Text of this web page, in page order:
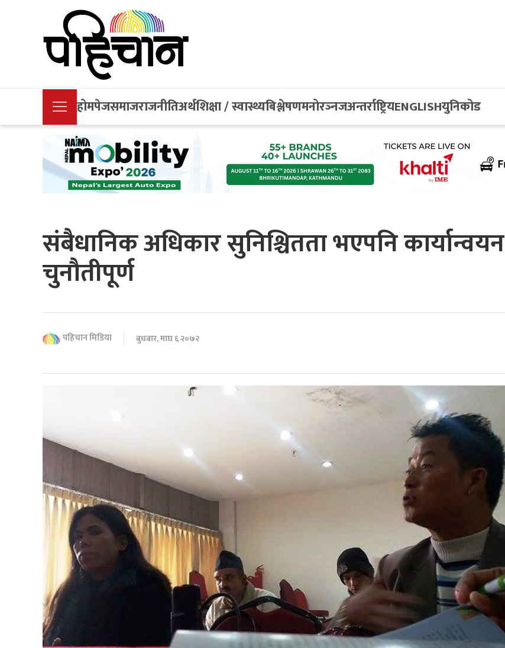
होमपेजसमाजराजनीतिअर्थशिक्षा / स्वास्थ्यबिश्लेषणमनोरञ्नजअन्तर्राष्ट्रियENGLISHयुनिकोड
संबैधानिक अधिकार सुनिश्चितता भएपनि कार्यान्वयन
चुनौतीपूर्ण
पहिचान मिडिया बुधबार, माघ ६ २०७२